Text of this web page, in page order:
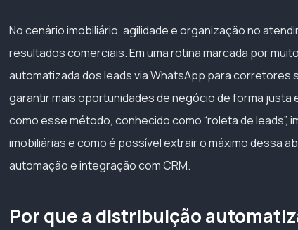
No cenário imobiliário, agilidade e organização no
resultados comerciais. Em uma rotina marcada por
automatizada dos leads via WhatsApp para
garantir mais oportunidades de negócio de forma justa
como esse método, conhecido como “roleta de
imobiliárias e como é possível extrair o máximo dessa
automação e integração com CRM.
Por que a distribuição